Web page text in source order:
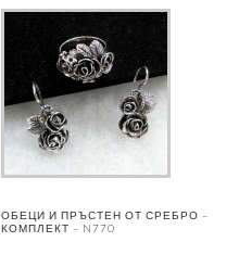
ОБЕЦИ И ПРЪСТЕН ОТ СРЕБРО –
КОМПЛЕКТ – N770